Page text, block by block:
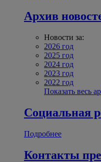
Архив
Новости за:
2026 год
2025 год
2024 год
2023 год
2022 год
Показать весь
Социальная
Подробнее
Контакты